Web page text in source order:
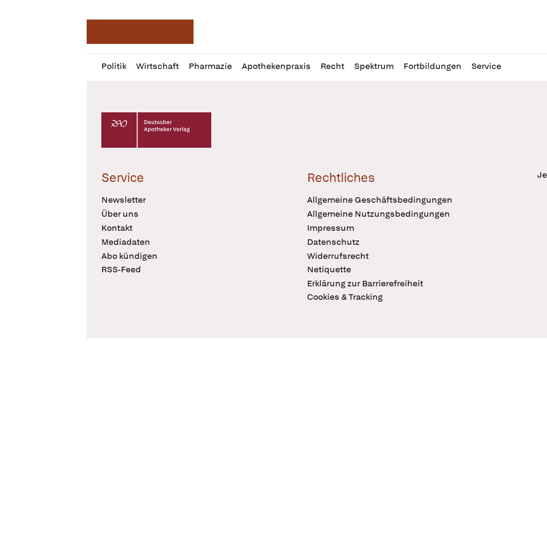
Politik Wirtschaft Pharmazie Apothekenpraxis Recht Spektrum Fortbildungen Service
Profil
öffnen
Daz
Pur
Deutscher Apotheker Verlag Logo
Service
Newsletter
Über uns
Kontakt
Mediadaten
Abo kündigen
RSS-Feed
Rechtliches
Allgemeine Geschäftsbedingungen
Allgemeine Nutzungsbedingungen
Impressum
Datenschutz
Widerrufsrecht
Netiquette
Erklärung zur Barrierefreiheit
Cookies & Tracking